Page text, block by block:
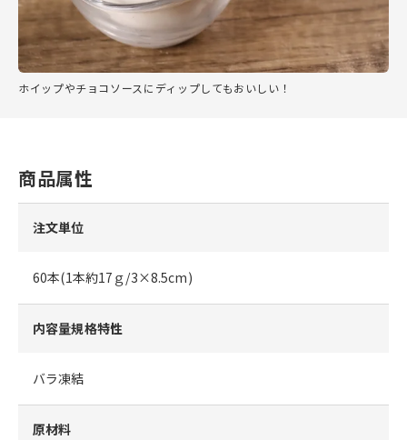
ホイップやチョコソースにディップしてもおいしい！
商品属性
注文単位
60本(1本約17ｇ/3×8.5cm)
内容量規格特性
バラ凍結
原材料